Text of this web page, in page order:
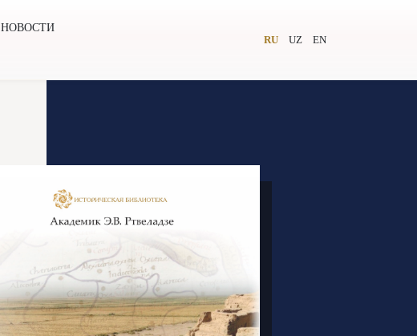
НОВОСТИ
RU UZ EN